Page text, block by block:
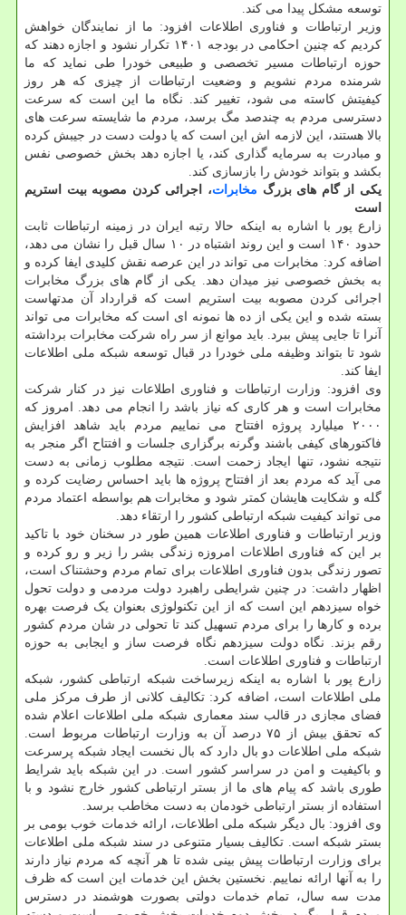
توسعه مشکل پیدا می کند.
وزیر ارتباطات و فناوری اطلاعات افزود: ما از نمایندگان خواهش
کردیم که چنین احکامی در بودجه ۱۴۰۱ تکرار نشود و اجازه دهند که
حوزه ارتباطات مسیر تخصصی و طبیعی خودرا طی نماید که ما
شرمنده مردم نشویم و وضعیت ارتباطات از چیزی که هر روز
کیفیتش کاسته می شود، تغییر کند. نگاه ما این است که سرعت
دسترسی مردم به چندصد مگ برسد، مردم ما شایسته سرعت های
بالا هستند، این لازمه اش این است که یا دولت دست در جیبش کرده
و مبادرت به سرمایه گذاری کند، یا اجازه دهد بخش خصوصی نفس
بکشد و بتواند خودش را بازسازی کند.
یکی از گام های بزرگ مخابرات، اجرائی کردن مصوبه بیت استریم
است
زارع پور با اشاره به اینکه حالا رتبه ایران در زمینه ارتباطات ثابت
حدود ۱۴۰ است و این روند اشتباه در ۱۰ سال قبل را نشان می دهد،
اضافه کرد: مخابرات می تواند در این عرصه نقش کلیدی ایفا کرده و
به بخش خصوصی نیز میدان دهد. یکی از گام های بزرگ مخابرات
اجرائی کردن مصوبه بیت استریم است که قرارداد آن مدتهاست
بسته شده و این یکی از ده ها نمونه ای است که مخابرات می تواند
آنرا تا جایی پیش ببرد. باید موانع از سر راه شرکت مخابرات برداشته
شود تا بتواند وظیفه ملی خودرا در قبال توسعه شبکه ملی اطلاعات
ایفا کند.
وی افزود: وزارت ارتباطات و فناوری اطلاعات نیز در کنار شرکت
مخابرات است و هر کاری که نیاز باشد را انجام می دهد. امروز که
۲۰۰۰ میلیارد پروژه افتتاح می نماییم مردم باید شاهد افزایش
فاکتورهای کیفی باشند وگرنه برگزاری جلسات و افتتاح اگر منجر به
نتیجه نشود، تنها ایجاد زحمت است. نتیجه مطلوب زمانی به دست
می آید که مردم بعد از افتتاح پروژه ها باید احساس رضایت کرده و
گله و شکایت هایشان کمتر شود و مخابرات هم بواسطه اعتماد مردم
می تواند کیفیت شبکه ارتباطی کشور را ارتقاء دهد.
وزیر ارتباطات و فناوری اطلاعات همین طور در سخنان خود با تاکید
بر این که فناوری اطلاعات امروزه زندگی بشر را زیر و رو کرده و
تصور زندگی بدون فناوری اطلاعات برای تمام مردم وحشتناک است،
اظهار داشت: در چنین شرایطی راهبرد دولت مردمی و دولت تحول
خواه سیزدهم این است که از این تکنولوژی بعنوان یک فرصت بهره
برده و کارها را برای مردم تسهیل کند تا تحولی در شان مردم کشور
رقم بزند. نگاه دولت سیزدهم نگاه فرصت ساز و ایجابی به حوزه
ارتباطات و فناوری اطلاعات است.
زارع پور با اشاره به اینکه زیرساخت شبکه ارتباطی کشور، شبکه
ملی اطلاعات است، اضافه کرد: تکالیف کلانی از طرف مرکز ملی
فضای مجازی در قالب سند معماری شبکه ملی اطلاعات اعلام شده
که تحقق بیش از ۷۵ درصد آن به وزارت ارتباطات مربوط است.
شبکه ملی اطلاعات دو بال دارد که بال نخست ایجاد شبکه پرسرعت
و باکیفیت و امن در سراسر کشور است. در این شبکه باید شرایط
طوری باشد که پیام های ما از بستر ارتباطی کشور خارج نشود و با
استفاده از بستر ارتباطی خودمان به دست مخاطب برسد.
وی افزود: بال دیگر شبکه ملی اطلاعات، ارائه خدمات خوب بومی بر
بستر شبکه است. تکالیف بسیار متنوعی در سند شبکه ملی اطلاعات
برای وزارت ارتباطات پیش بینی شده تا هر آنچه که مردم نیاز دارند
را به آنها ارائه نماییم. نخستین بخش این خدمات این است که ظرف
مدت سه سال، تمام خدمات دولتی بصورت هوشمند در دسترس